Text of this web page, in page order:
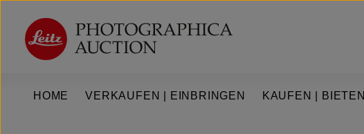
Hauptinhalt springen
Zur Hauptnavigation springen
HOME VERKAUFEN | EINBRINGEN KAUFEN | BIETEN